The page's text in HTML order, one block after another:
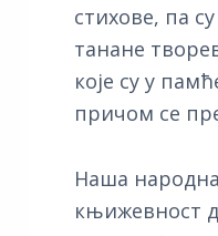
стихове, па
танане
које су у
причом се
Наша
књижевност